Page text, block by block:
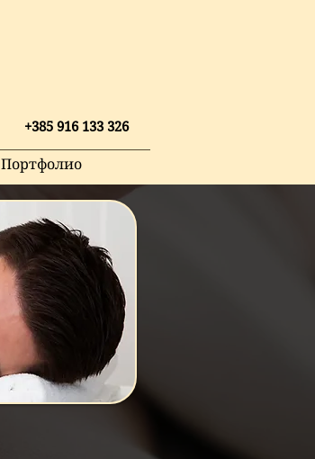
+385 916 133 326
Портфолио